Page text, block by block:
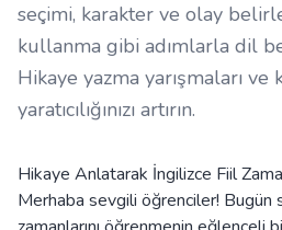
seçimi, karakter ve olay
kullanma gibi adımlarla dil
Hikaye yazma yarışmaları
yaratıcılığınızı artırın.
Hikaye Anlatarak İngilizce Fiil
Merhaba sevgili öğrenciler! Bugün